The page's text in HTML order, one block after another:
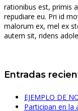
rationibus est, primis
repudiare eu. Pri id
malorum ex, mel ex
autem sit, ridens
Entradas
EJEMPLO DE
Participan en la